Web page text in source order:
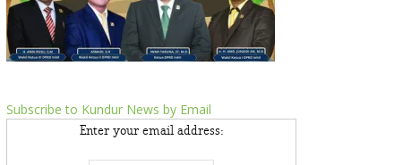
Subscribe to Kundur News by Email
Enter your email address: